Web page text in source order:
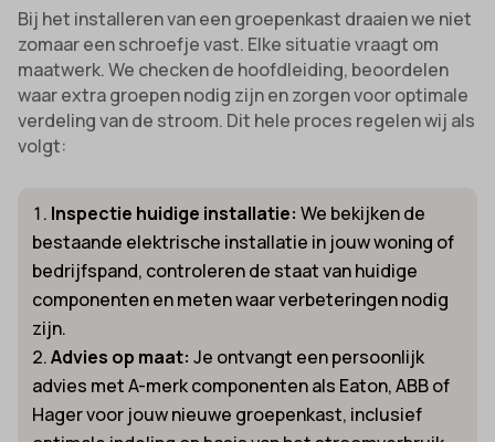
Bij het installeren van een groepenkast draaien we niet
zomaar een schroefje vast. Elke situatie vraagt om
maatwerk. We checken de hoofdleiding, beoordelen
waar extra groepen nodig zijn en zorgen voor optimale
verdeling van de stroom. Dit hele proces regelen wij als
volgt:
Inspectie huidige installatie: We bekijken de
bestaande elektrische installatie in jouw woning of
bedrijfspand, controleren de staat van huidige
componenten en meten waar verbeteringen nodig
zijn.
Advies op maat: Je ontvangt een persoonlijk
advies met A-merk componenten als Eaton, ABB of
Hager voor jouw nieuwe groepenkast, inclusief